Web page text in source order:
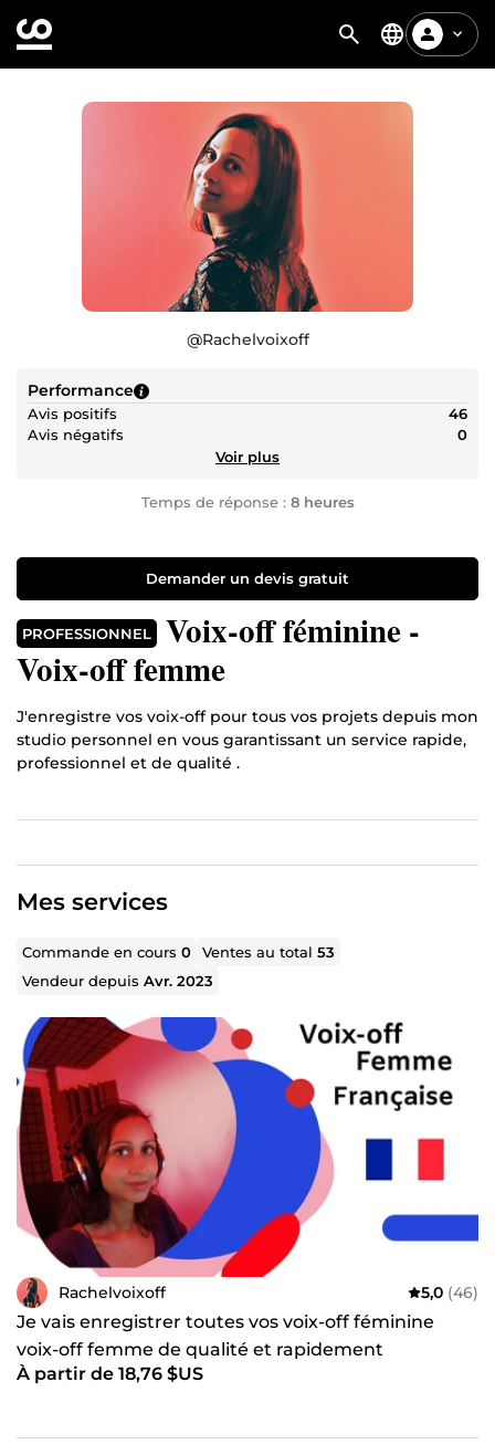
@Rachelvoixoff
Performance
Avis positifs
46
Avis négatifs
0
Voir plus
Temps de réponse : 8 heures
Demander un devis gratuit
PROFESSIONNEL
Voix-off féminine -
Voix-off femme
J'enregistre vos voix-off pour tous vos projets depuis mon
studio personnel en vous garantissant un service rapide,
professionnel et de qualité .
Mes services
Commande en cours0 Ventes au total53
Vendeur depuisAvr. 2023
Rachelvoixoff 5,0 (46)
Je vais enregistrer toutes vos voix-off féminine
voix-off femme de qualité et rapidement
À partir de 18,76 $US